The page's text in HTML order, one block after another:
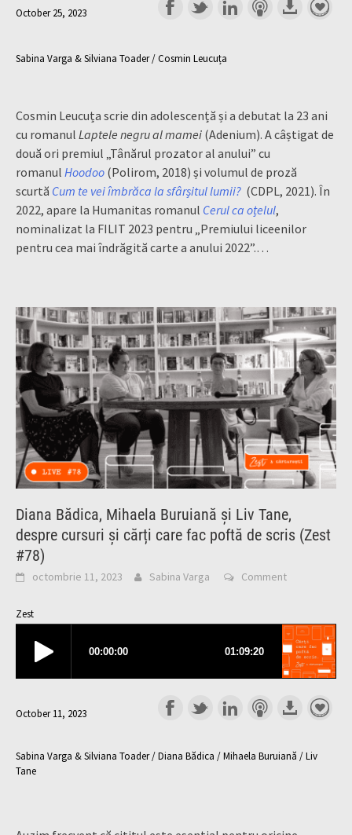
October 25, 2023
Sabina Varga & Silviana Toader / Cosmin Leucuța
Cosmin Leucuța scrie din adolescență și a debutat la 23 ani
cu romanul Laptele negru al mamei (Adenium). A câștigat de
două ori premiul „Tânărul prozator al anului” cu
romanul Hoodoo (Polirom, 2018) și volumul de proză
scurtă Cum te vei îmbrăca la sfârșitul lumii? (CDPL, 2021). În
2022, apare la Humanitas romanul Cerul ca oțelul,
nominalizat la FILIT 2023 pentru „Premiului liceenilor
pentru cea mai îndrăgită carte a anului 2022”.…
Diana Bădica, Mihaela Buruiană și Liv Tane,
despre cursuri și cărți care fac poftă de scris (Zest
#78)
octombrie 11, 2023 Sabina Varga Comment
Zest
October 11, 2023
Sabina Varga & Silviana Toader / Diana Bădica / Mihaela Buruiană / Liv
Tane